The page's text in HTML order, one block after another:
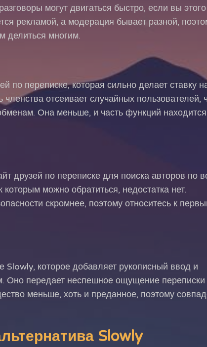
могут двигаться быстро, если вы этого
рекламой, а модерация бывает разной,
делиться многим.
по переписке, которая сильно делает ставку
отсеивает случайных пользователей,
Она меньше, и часть функций
друзей по переписке для поиска авторов по
можно обратиться, недостатка нет.
скромнее, поэтому относитесь к
которое добавляет рукописный ввод и
Оно передает неспешное ощущение переписки
меньше, хоть и преданное, поэтому
Slowly